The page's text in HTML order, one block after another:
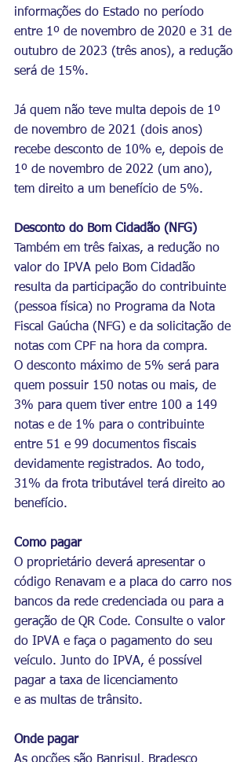
informações do Estado no período
entre 1º de novembro de 2020 e 31 de
outubro de 2023 (três anos), a redução
será de 15%.
Já quem não teve multa depois de 1º
de novembro de 2021 (dois anos)
recebe desconto de 10% e, depois de
1º de novembro de 2022 (um ano),
tem direito a um benefício de 5%.
Desconto do Bom Cidadão (NFG)
Também em três faixas, a redução no
valor do IPVA pelo Bom Cidadão
resulta da participação do contribuinte
(pessoa física) no Programa da Nota
Fiscal Gaúcha (NFG) e da solicitação de
notas com CPF na hora da compra.
O desconto máximo de 5% será para
quem possuir 150 notas ou mais, de
3% para quem tiver entre 100 a 149
notas e de 1% para o contribuinte
entre 51 e 99 documentos fiscais
devidamente registrados. Ao todo,
31% da frota tributável terá direito ao
benefício.
Como pagar
O proprietário deverá apresentar o
código Renavam e a placa do carro nos
bancos da rede credenciada ou para a
geração de QR Code. Consulte o valor
do IPVA e faça o pagamento do seu
veículo. Junto do IPVA, é possível
pagar a taxa de licenciamento
e as multas de trânsito.
Onde pagar